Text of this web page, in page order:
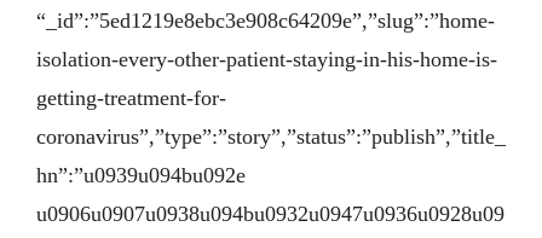
“_id”:”5ed1219e8ebc3e908c64209e”,”slug”:”home-
isolation-every-other-patient-staying-in-his-home-is-
getting-treatment-for-
coronavirus”,”type”:”story”,”status”:”publish”,”title_
hn”:”u0939u094bu092e
u0906u0907u0938u094bu0932u0947u0936u0928u09